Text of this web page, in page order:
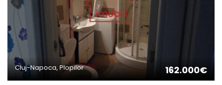
Cluj-Napoca, Plopilor 162.000€